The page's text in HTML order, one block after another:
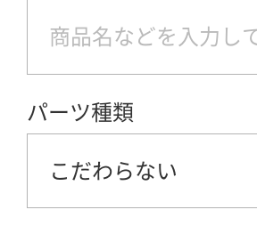
パーツ種類
こだわらない